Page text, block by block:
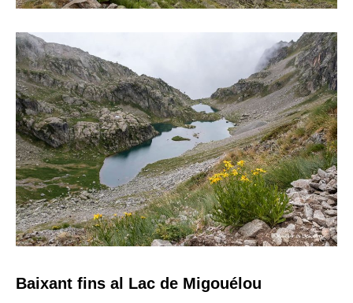
Baixant fins al Lac de Migouélou